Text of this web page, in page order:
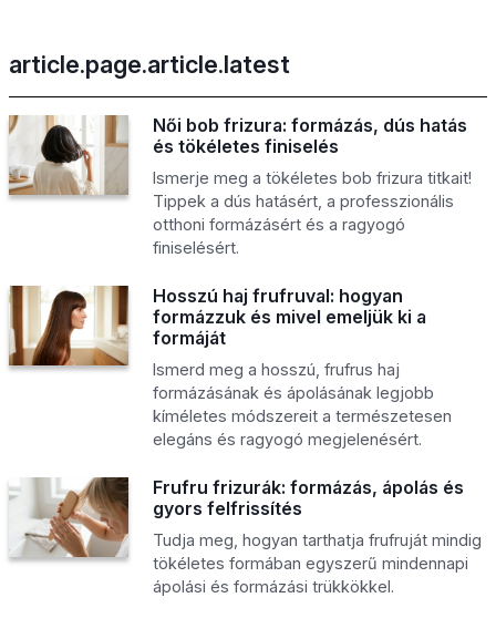
article.page.article.latest
Női bob frizura: formázás, dús hatás
és tökéletes finiselés
Ismerje meg a tökéletes bob frizura titkait!
Tippek a dús hatásért, a professzionális
otthoni formázásért és a ragyogó
finiselésért.
Hosszú haj frufruval: hogyan
formázzuk és mivel emeljük ki a
formáját
Ismerd meg a hosszú, frufrus haj
formázásának és ápolásának legjobb
kíméletes módszereit a természetesen
elegáns és ragyogó megjelenésért.
Frufru frizurák: formázás, ápolás és
gyors felfrissítés
Tudja meg, hogyan tarthatja frufruját mindig
tökéletes formában egyszerű mindennapi
ápolási és formázási trükkökkel.